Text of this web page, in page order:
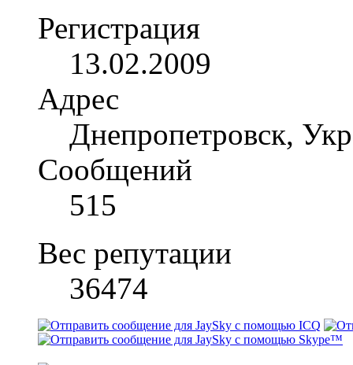
Регистрация
13.02.2009
Адрес
Днепропетровск,
Сообщений
515
Вес репутации
36474